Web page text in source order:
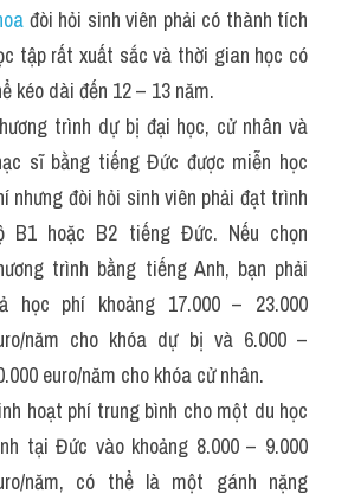
đòi hỏi sinh viên phải có thành tích
tập rất xuất sắc và thời gian học có
kéo dài đến 12 – 13 năm.
trình dự bị đại học, cử nhân và
sĩ bằng tiếng Đức được miễn học
nhưng đòi hỏi sinh viên phải đạt trình
B1 hoặc B2 tiếng Đức. Nếu chọn
trình bằng tiếng Anh, bạn phải
học phí khoảng 17.000 – 23.000
năm cho khóa dự bị và 6.000 –
euro/năm cho khóa cử nhân.
hoạt phí trung bình cho một du học
tại Đức vào khoảng 8.000 – 9.000
năm, có thể là một gánh nặng